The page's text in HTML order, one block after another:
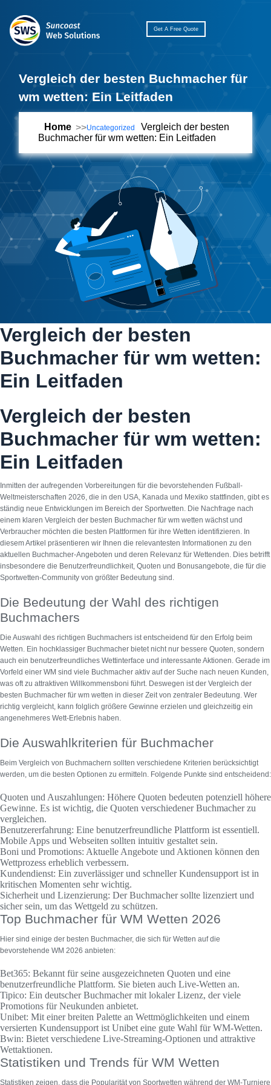
Get A Free Quote
Vergleich der besten Buchmacher für
wm wetten: Ein Leitfaden
Home Uncategorized
Vergleich der besten
Buchmacher für wm wetten: Ein Leitfaden
Vergleich der besten
Buchmacher für wm wetten:
Ein Leitfaden
Vergleich der besten
Buchmacher für wm wetten:
Ein Leitfaden
Inmitten der aufregenden Vorbereitungen für die bevorstehenden Fußball-
Weltmeisterschaften 2026, die in den USA, Kanada und Mexiko stattfinden, gibt es
ständig neue Entwicklungen im Bereich der Sportwetten. Die Nachfrage nach
einem klaren Vergleich der besten Buchmacher für wm wetten wächst und
Verbraucher möchten die besten Plattformen für ihre Wetten identifizieren. In
diesem Artikel präsentieren wir Ihnen die relevantesten Informationen zu den
aktuellen Buchmacher-Angeboten und deren Relevanz für Wettenden. Dies betrifft
insbesondere die Benutzerfreundlichkeit, Quoten und Bonusangebote, die für die
Sportwetten-Community von größter Bedeutung sind.
Die Bedeutung der Wahl des richtigen
Buchmachers
Die Auswahl des richtigen Buchmachers ist entscheidend für den Erfolg beim
Wetten. Ein hochklassiger Buchmacher bietet nicht nur bessere Quoten, sondern
auch ein benutzerfreundliches Wettinterface und interessante Aktionen. Gerade im
Vorfeld einer WM sind viele Buchmacher aktiv auf der Suche nach neuen Kunden,
was oft zu attraktiven Willkommensboni führt. Deswegen ist der Vergleich der
besten Buchmacher für wm wetten in dieser Zeit von zentraler Bedeutung. Wer
richtig vergleicht, kann folglich größere Gewinne erzielen und gleichzeitig ein
angenehmeres Wett-Erlebnis haben.
Die Auswahlkriterien für Buchmacher
Beim Vergleich von Buchmachern sollten verschiedene Kriterien berücksichtigt
werden, um die besten Optionen zu ermitteln. Folgende Punkte sind entscheidend:
Quoten und Auszahlungen: Höhere Quoten bedeuten potenziell höhere
Gewinne. Es ist wichtig, die Quoten verschiedener Buchmacher zu
vergleichen.
Benutzererfahrung: Eine benutzerfreundliche Plattform ist essentiell.
Mobile Apps und Webseiten sollten intuitiv gestaltet sein.
Boni und Promotions: Aktuelle Angebote und Aktionen können den
Wettprozess erheblich verbessern.
Kundendienst: Ein zuverlässiger und schneller Kundensupport ist in
kritischen Momenten sehr wichtig.
Sicherheit und Lizenzierung: Der Buchmacher sollte lizenziert und
sicher sein, um das Wettgeld zu schützen.
Top Buchmacher für WM Wetten 2026
Hier sind einige der besten Buchmacher, die sich für Wetten auf die
bevorstehende WM 2026 anbieten:
Bet365: Bekannt für seine ausgezeichneten Quoten und eine
benutzerfreundliche Plattform. Sie bieten auch Live-Wetten an.
Tipico: Ein deutscher Buchmacher mit lokaler Lizenz, der viele
Promotions für Neukunden anbietet.
Unibet: Mit einer breiten Palette an Wettmöglichkeiten und einem
versierten Kundensupport ist Unibet eine gute Wahl für WM-Wetten.
Bwin: Bietet verschiedene Live-Streaming-Optionen und attraktive
Wettaktionen.
Statistiken und Trends für WM Wetten
Statistiken zeigen, dass die Popularität von Sportwetten während der WM-Turniere